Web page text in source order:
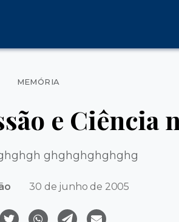
Categorias
MEMÓRIA
e Ciência
ghghghghghghg
30 de junho de 2005